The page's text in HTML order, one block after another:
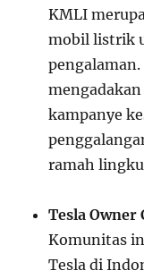
KMLI
mobil listrik
kampanye
ramah
Tesla Owner
Komunitas
Tesla di